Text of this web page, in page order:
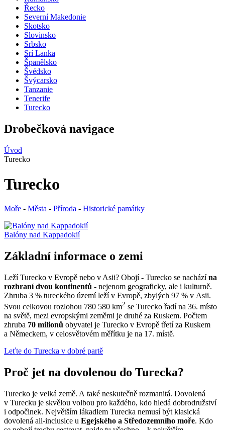
Řecko
Severní Makedonie
Skotsko
Slovinsko
Srbsko
Srí Lanka
Španělsko
Švédsko
Švýcarsko
Tanzanie
Tenerife
Turecko
Drobečková navigace
Úvod
Turecko
Turecko
Moře - Města - Příroda - Historické památky
Balóny nad Kappadokií
Základní informace o zemi
Leží Turecko v Evropě nebo v Asii? Obojí - Turecko se nacházína
rozhraní dvou kontinentů - nejenom geograficky, ale i kulturně.
Zhruba 3 % tureckého území leží v Evropě, zbylých 97 % v Asii.
Svou celkovou rozlohou 780 580 km2 se Turecko řadí na 36. místo
na světě, mezi evropskými zeměmi je druhé za Ruskem. Počtem
zhruba 70 milionů obyvatel je Turecko v Evropě třetí za Ruskem
a Německem, v celosvětovém měřítku je na 17. místě.
Leťte do Turecka v dobré partě
Proč jet na dovolenou do Turecka?
Turecko je velká země. A také neskutečně rozmanitá. Dovolená
v Turecku je skvělou volbou pro každého, kdo hledá dobrodružství
i odpočinek. Největším lákadlem Turecka nemusí být klasická
dovolená all-inclusice u Egejského a Středozemního moře. Kdo